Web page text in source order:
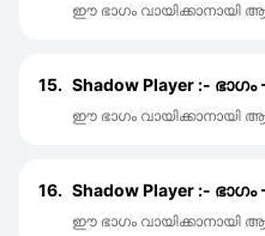
ഈ ഭാഗം
15. Shadow Player :- ഭാഗം
ഈ ഭാഗം
16. Shadow Player :- ഭാഗം
ഈ ഭാഗം